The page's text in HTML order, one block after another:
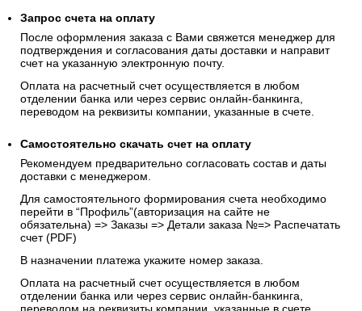
Запрос счета на оплату
После оформления заказа с Вами свяжется менеджер для
подтверждения и согласования даты доставки и направит
счет на указанную электронную почту.
Оплата на расчетный счет осуществляется в любом
отделении банка или через сервис онлайн-банкинга,
переводом на реквизиты компании, указанные в счете.
Самостоятельно скачать счет на оплату
Рекомендуем предварительно согласовать состав и даты
доставки с менеджером.
Для самостоятельного формирования счета необходимо
перейти в “Профиль”(авторизация на сайте не
обязательна) => Заказы => Детали заказа №=> Распечатать
счет (PDF)
В назначении платежа укажите номер заказа.
Оплата на расчетный счет осуществляется в любом
отделении банка или через сервис онлайн-банкинга,